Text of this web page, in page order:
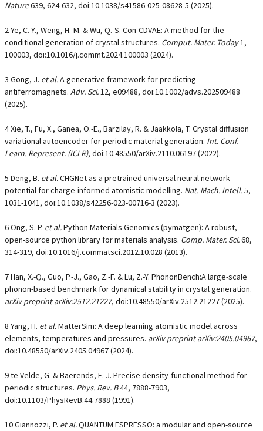
Nature639, 624-632, doi:10.1038/s41586-025-08628-5 (2025).
2 Ye, C.-Y., Weng, H.-M. & Wu, Q.-S. Con-CDVAE: A method for the
conditional generation of crystal structures. Comput. Mater. Today1,
100003, doi:10.1016/j.commt.2024.100003 (2024).
3 Gong, J. et al.A generative framework for predicting
antiferromagnets. Adv. Sci.12, e09488, doi:10.1002/advs.202509488
(2025).
4 Xie, T., Fu, X., Ganea, O.-E., Barzilay, R. & Jaakkola, T. Crystal diffusion
variational autoencoder for periodic material generation. Int. Conf.
Learn. Represent. (ICLR), doi:10.48550/arXiv.2110.06197 (2022).
5 Deng, B. et al.CHGNet as a pretrained universal neural network
potential for charge-informed atomistic modelling. Nat. Mach. Intell.5,
1031-1041, doi:10.1038/s42256-023-00716-3 (2023).
6 Ong, S. P. et al.Python Materials Genomics (pymatgen): A robust,
open-source python library for materials analysis. Comp. Mater. Sci.68,
314-319, doi:10.1016/j.commatsci.2012.10.028 (2013).
7 Han, X.-Q., Guo, P.-J., Gao, Z.-F. & Lu, Z.-Y. PhononBench:A large-scale
phonon-based benchmark for dynamical stability in crystal generation.
arXiv preprint arXiv:2512.21227, doi:10.48550/arXiv.2512.21227 (2025).
8 Yang, H. et al.MatterSim: A deep learning atomistic model across
elements, temperatures and pressures. arXiv preprint arXiv:2405.04967,
doi:10.48550/arXiv.2405.04967 (2024).
9 te Velde, G. & Baerends, E. J. Precise density-functional method for
periodic structures. Phys. Rev. B44, 7888-7903,
doi:10.1103/PhysRevB.44.7888 (1991).
10 Giannozzi, P. et al.QUANTUM ESPRESSO: a modular and open-source